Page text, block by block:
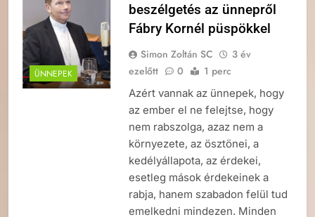
ÜNNEPEK
beszélgetés az ünnepről
Fábry Kornél püspökkel
Simon Zoltán SC
3 év
ezelőtt
0 1 perc
Azért vannak az ünnepek, hogy
az ember el ne felejtse, hogy
nem rabszolga, azaz nem a
környezete, az ösztönei, a
kedélyállapota, az érdekei,
esetleg mások érdekeinek a
rabja, hanem szabadon felül tud
emelkedni mindezen. Minden